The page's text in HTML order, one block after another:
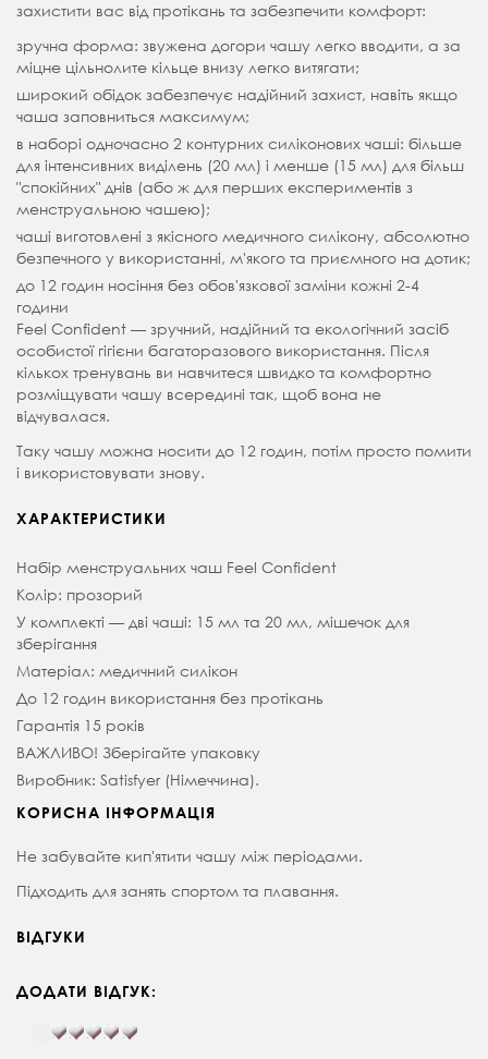
захистити вас від протікань та забезпечити комфорт:
зручна форма: звужена догори чашу легко вводити, а за
міцне цільнолите кільце внизу легко витягати;
широкий обідок забезпечує надійний захист, навіть якщо
чаша заповниться максимум;
в наборі одночасно 2 контурних силіконових чаші: більше
для інтенсивних виділень (20 мл) і менше (15 мл) для більш
"спокійних" днів (або ж для перших експериментів з
менструальною чашею);
чаші виготовлені з якісного медичного силікону, абсолютно
безпечного у використанні, м'якого та приємного на дотик;
до 12 годин носіння без обов'язкової заміни кожні 2-4
години
Feel Confident — зручний, надійний та екологічний засіб
особистої гігієни багаторазового використання. Після
кількох тренувань ви навчитеся швидко та комфортно
розміщувати чашу всередині так, щоб вона не
відчувалася.
Таку чашу можна носити до 12 годин, потім просто помити
і використовувати знову.
ХАРАКТЕРИСТИКИ
Набір менструальних чаш Feel Confident
Колір: прозорий
У комплекті — дві чаші: 15 мл та 20 мл, мішечок для
зберігання
Матеріал: медичний силікон
До 12 годин використання без протікань
Гарантія 15 років
ВАЖЛИВО! Зберігайте упаковку
Виробник: Satisfyer (Німеччина).
КОРИСНА ІНФОРМАЦІЯ
Не забувайте кип'ятити чашу між періодами.
Підходить для занять спортом та плавання.
ВІДГУКИ
ДОДАТИ ВІДГУК: